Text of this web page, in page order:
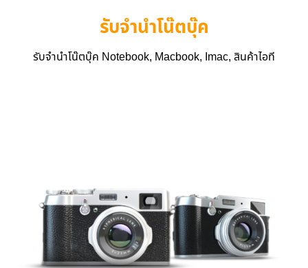
รับจำนำโน๊ตบุ๊ค
รับจำนำโน๊ตบุ๊ค Notebook, Macbook, Imac, สินค้าไอที